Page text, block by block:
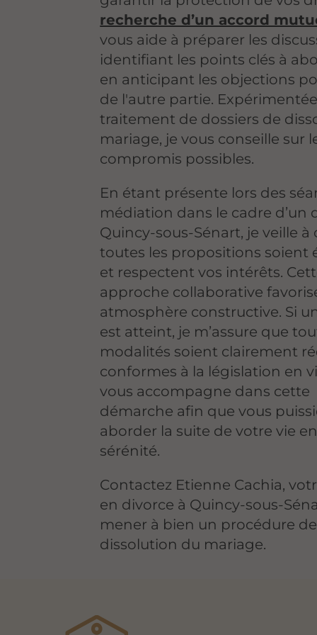
recherche d’un accord
vous aide à préparer les
identifiant les points clés à
en anticipant les objections
de l'autre partie.
traitement de dossiers de
mariage, je vous conseille sur
compromis possibles.
En étant présente lors des
médiation dans le cadre d’un
Quincy-sous-Sénart, je veille à
toutes les propositions soient
et respectent vos intérêts.
approche collaborative
atmosphère constructive. Si
est atteint, je m’assure que
modalités soient clairement
conformes à la législation en
vous accompagne dans cette
démarche afin que vous
aborder la suite de votre vie
sérénité.
Contactez Etienne Cachia,
en divorce à Quincy-sous-
mener à bien un procédure de
dissolution du mariage.